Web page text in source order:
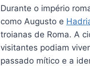
Durante o império
como Augusto e
troianas de Roma. A
visitantes podiam
passado mítico e a